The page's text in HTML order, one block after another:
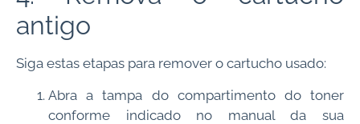
antigo
Siga estas etapas para remover o cartucho usado:
Abra a tampa do compartimento do toner
conforme indicado no manual da sua